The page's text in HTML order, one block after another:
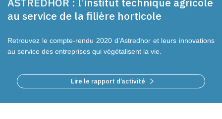
au service de la filière horticole
Retrouvez le compte-rendu 2020 d’Astredhor et leurs innovations
au service des entreprises qui végétalisent la vie.
Lire le rapport d’activité